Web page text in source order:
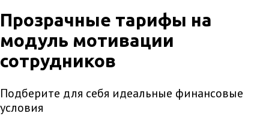
Прозрачные тарифы на
модуль мотивации
сотрудников
Подберите для себя идеальные финансовые
условия